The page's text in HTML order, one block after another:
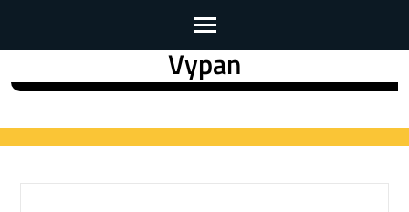
to
(Press
Vypan